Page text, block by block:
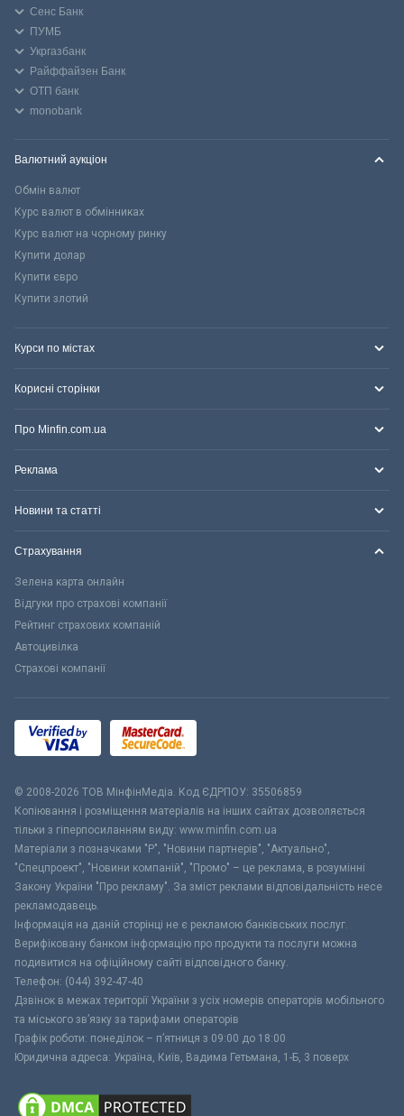
Сенс Банк
ПУМБ
Укргазбанк
Райффайзен Банк
ОТП банк
monobank
Валютний аукціон
Обмін валют
Курс валют в обмінниках
Курс валют на чорному ринку
Купити долар
Купити євро
Купити злотий
Курси по містах
Корисні сторінки
Про Minfin.com.ua
Реклама
Новини та статті
Страхування
Зелена карта онлайн
Відгуки про страхові компанії
Рейтинг страхових компаній
Автоцивілка
Страхові компанії
© 2008-2026 ТОВ МiнфiнМедiа. Код ЄДРПОУ: 35506859
Копіювання і розміщення матеріалів на інших сайтах дозволяється
тільки з гіперпосиланням виду: www.minfin.com.ua
Матеріали з позначками "Р", "Новини партнерів", "Актуально",
"Спецпроект", "Новини компаній", "Промо" – це реклама, в розумінні
Закону України "Про рекламу". За зміст реклами відповідальність несе
рекламодавець.
Інформація на даній сторінці не є рекламою банківських послуг.
Верифіковану банком інформацію про продукти та послуги можна
подивитися на офіційному сайті відповідного банку.
Телефон: (044) 392-47-40
Дзвінок в межах території України з усіх номерів операторів мобільного
та міського зв’язку за тарифами операторів
Графік роботи: понеділок – п’ятниця з 09:00 до 18:00
Юридична адреса: Україна, Київ, Вадима Гетьмана, 1-Б, 3 поверх